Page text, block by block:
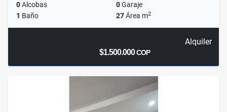
0Alcobas 0Garaje
1 Baño 27Área m2
Alquiler
$1.500.000COP